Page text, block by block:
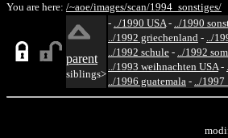
You are here: /~aoe/images/scan/1994_sonstiges/
parent
siblings>
- ../1990 USA- ../1990
../1992 griechenland - ../
../1992 schule - ../1992
../1993 weihnachten USA-
../1996 guatemala - ../1997